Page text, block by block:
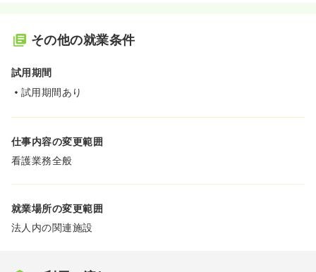
その他の就業条件
試用期間
試用期間あり
仕事内容の変更範囲
看護業務全般
就業場所の変更範囲
法人内の関連施設